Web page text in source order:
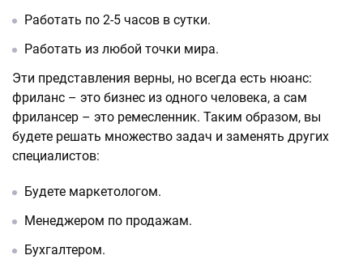
Работать по 2-5 часов в сутки.
Работать из любой точки мира.
Эти представления верны, но всегда есть нюанс:
фриланс – это бизнес из одного человека, а сам
фрилансер – это ремесленник. Таким образом, вы
будете решать множество задач и заменять других
специалистов:
Будете маркетологом.
Менеджером по продажам.
Бухгалтером.